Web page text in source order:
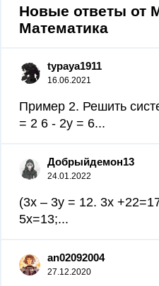
Новые ответы от
Математика
typaya1911
16.06.2021
Пример 2. Решить
= 2 6 - 2y = 6...
Добрыйдемон13
24.01.2022
(3x – 3y = 12. 3x
5x=13;​...
an02092004
27.12.2020